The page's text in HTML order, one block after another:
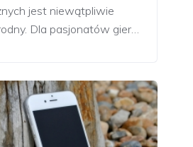
jest niewątpliwie
Dla pasjonatów gier…